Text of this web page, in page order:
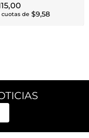
,00
cuotas de $9,58